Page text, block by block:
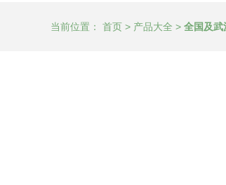
当前位置： 首页 > 产品大全 > 全国及武